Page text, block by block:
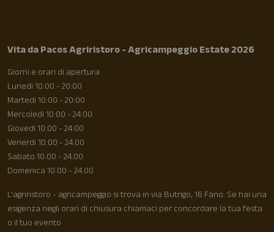
Vita da Pacos Agriristoro - Agricampeggio Estate 2026
Giorni e orari di apertura
Lunedì 10:00 - 20:00
Martedì 10:00 - 20:00
Mercoledì 10:00 - 24:00
Giovedì 10:00 - 24:00
Venerdì 10:00 - 24.00
Sabato 10.00 - 24.00
Domenica 10.00 - 24.00
L'agriristoro - agricampeggio si trova in via Butrigo, 16 Fano. Se hai una
esigenza negli orari di chiusura chiamaci per concordare la tua festa
o il tuo evento